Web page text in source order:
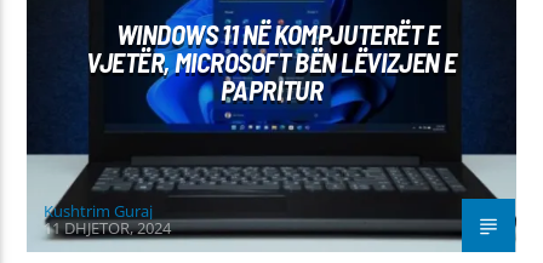
WINDOWS 11 NË KOMPJUTERËT E
VJETËR, MICROSOFT BËN LËVIZJEN E
PAPRITUR
Kushtrim Guraj
11 DHJETOR, 2024